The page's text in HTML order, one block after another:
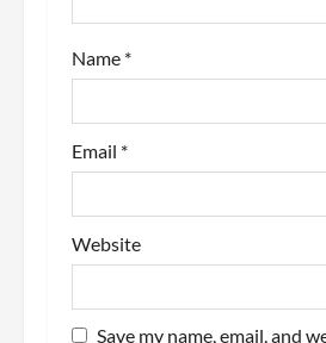
o
n
Name *
Email *
Website
Save my name, email, and